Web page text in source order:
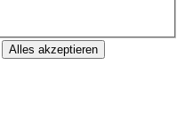
Alles akzeptieren